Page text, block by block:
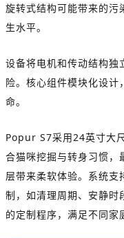
旋转式结构可能带来的污
生水平。
设备将电机和传动结构独
险。核心组件模块化设
命。
Popur S7采用24英寸大
合猫咪挖掘与转身习惯
层带来柔软体验。系统
制，如清理周期、安静时
的定制程序，满足不同家